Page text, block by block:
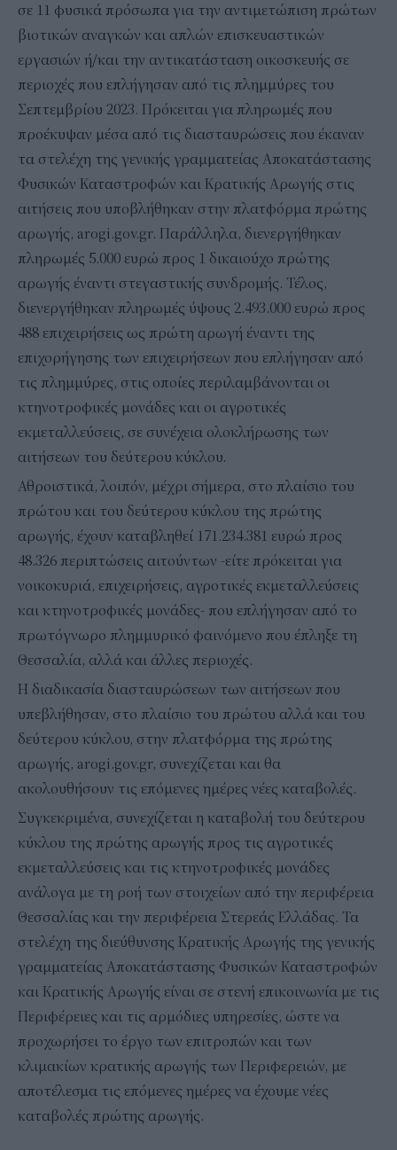
σε 11 φυσικά πρόσωπα για την αντιμετώπιση πρώτων
βιοτικών αναγκών και απλών επισκευαστικών
εργασιών ή/και την αντικατάσταση οικοσκευής σε
περιοχές που επλήγησαν από τις πλημμύρες του
Σεπτεμβρίου 2023. Πρόκειται για πληρωμές που
προέκυψαν μέσα από τις διασταυρώσεις που έκαναν
τα στελέχη της γενικής γραμματείας Αποκατάστασης
Φυσικών Καταστροφών και Κρατικής Αρωγής στις
αιτήσεις που υποβλήθηκαν στην πλατφόρμα πρώτης
αρωγής, arogi.gov.gr. Παράλληλα, διενεργήθηκαν
πληρωμές 5.000 ευρώ προς 1 δικαιούχο πρώτης
αρωγής έναντι στεγαστικής συνδρομής. Τέλος,
διενεργήθηκαν πληρωμές ύψους 2.493.000 ευρώ προς
488 επιχειρήσεις ως πρώτη αρωγή έναντι της
επιχορήγησης των επιχειρήσεων που επλήγησαν από
τις πλημμύρες, στις οποίες περιλαμβάνονται οι
κτηνοτροφικές μονάδες και οι αγροτικές
εκμεταλλεύσεις, σε συνέχεια ολοκλήρωσης των
αιτήσεων του δεύτερου κύκλου.
Αθροιστικά, λοιπόν, μέχρι σήμερα, στο πλαίσιο του
πρώτου και του δεύτερου κύκλου της πρώτης
αρωγής, έχουν καταβληθεί 171.234.381 ευρώ προς
48.326 περιπτώσεις αιτούντων -είτε πρόκειται για
νοικοκυριά, επιχειρήσεις, αγροτικές εκμεταλλεύσεις
και κτηνοτροφικές μονάδες- που επλήγησαν από το
πρωτόγνωρο πλημμυρικό φαινόμενο που έπληξε τη
Θεσσαλία, αλλά και άλλες περιοχές.
Η διαδικασία διασταυρώσεων των αιτήσεων που
υπεβλήθησαν, στο πλαίσιο του πρώτου αλλά και του
δεύτερου κύκλου, στην πλατφόρμα της πρώτης
αρωγής, arogi.gov.gr, συνεχίζεται και θα
ακολουθήσουν τις επόμενες ημέρες νέες καταβολές.
Συγκεκριμένα, συνεχίζεται η καταβολή του δεύτερου
κύκλου της πρώτης αρωγής προς τις αγροτικές
εκμεταλλεύσεις και τις κτηνοτροφικές μονάδες
ανάλογα με τη ροή των στοιχείων από την περιφέρεια
Θεσσαλίας και την περιφέρεια Στερεάς Ελλάδας. Τα
στελέχη της διεύθυνσης Κρατικής Αρωγής της γενικής
γραμματείας Αποκατάστασης Φυσικών Καταστροφών
και Κρατικής Αρωγής είναι σε στενή επικοινωνία με τις
Περιφέρειες και τις αρμόδιες υπηρεσίες, ώστε να
προχωρήσει το έργο των επιτροπών και των
κλιμακίων κρατικής αρωγής των Περιφερειών, με
αποτέλεσμα τις επόμενες ημέρες να έχουμε νέες
καταβολές πρώτης αρωγής.